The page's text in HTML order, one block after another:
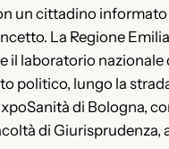
un cittadino informato
La Regione
laboratorio nazionale
lungo la
di Bologna,
di Giurisprudenza,